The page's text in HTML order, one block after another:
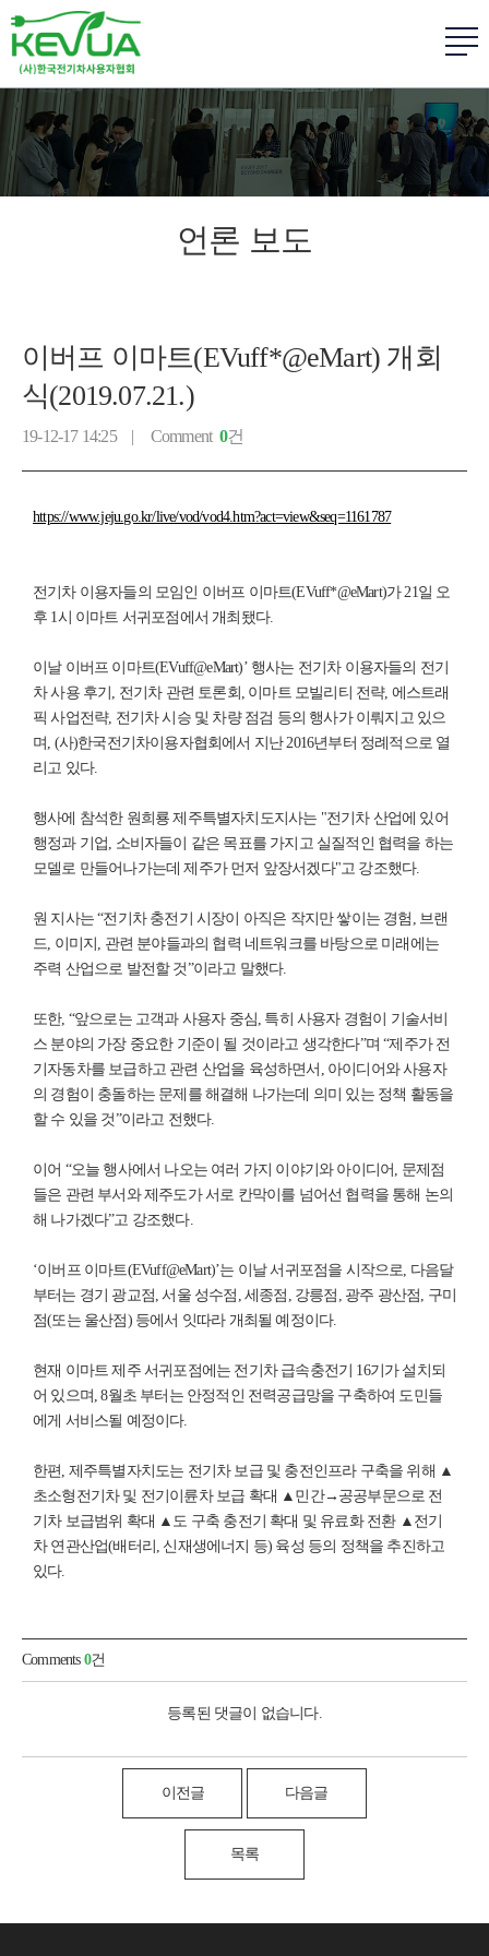
언론 보도
이버프 이마트(EVuff*@eMart) 개회
식(2019.07.21.)
19-12-17 14:25 | Comment 0건
https://www.jeju.go.kr/live/vod/vod4.htm?act=view&seq=1161787
전기차 이용자들의 모임인 이버프 이마트(EVuff*@eMart)가 21일 오
후 1시 이마트 서귀포점에서 개최됐다.
이날 이버프 이마트(EVuff@eMart)’ 행사는 전기차 이용자들의 전기
차 사용 후기, 전기차 관련 토론회, 이마트 모빌리티 전략, 에스트래
픽 사업전략, 전기차 시승 및 차량 점검 등의 행사가 이뤄지고 있으
며, (사)한국전기차이용자협회에서 지난 2016년부터 정례적으로 열
리고 있다.
행사에 참석한 원희룡 제주특별자치도지사는 "전기차 산업에 있어
행정과 기업, 소비자들이 같은 목표를 가지고 실질적인 협력을 하는
모델로 만들어나가는데 제주가 먼저 앞장서겠다"고 강조했다.
원 지사는 “전기차 충전기 시장이 아직은 작지만 쌓이는 경험, 브랜
드, 이미지, 관련 분야들과의 협력 네트워크를 바탕으로 미래에는
주력 산업으로 발전할 것”이라고 말했다.
또한, “앞으로는 고객과 사용자 중심, 특히 사용자 경험이 기술서비
스 분야의 가장 중요한 기준이 될 것이라고 생각한다”며 “제주가 전
기자동차를 보급하고 관련 산업을 육성하면서, 아이디어와 사용자
의 경험이 충돌하는 문제를 해결해 나가는데 의미 있는 정책 활동을
할 수 있을 것”이라고 전했다.
이어 “오늘 행사에서 나오는 여러 가지 이야기와 아이디어, 문제점
들은 관련 부서와 제주도가 서로 칸막이를 넘어선 협력을 통해 논의
해 나가겠다”고 강조했다.
‘이버프 이마트(EVuff@eMart)’는 이날 서귀포점을 시작으로, 다음달
부터는 경기 광교점, 서울 성수점, 세종점, 강릉점, 광주 광산점, 구미
점(또는 울산점) 등에서 잇따라 개최될 예정이다.
현재 이마트 제주 서귀포점에는 전기차 급속충전기 16기가 설치되
어 있으며, 8월초 부터는 안정적인 전력공급망을 구축하여 도민들
에게 서비스될 예정이다.
한편, 제주특별자치도는 전기차 보급 및 충전인프라 구축을 위해 ▲
초소형전기차 및 전기이륜차 보급 확대 ▲민간→공공부문으로 전
기차 보급범위 확대 ▲도 구축 충전기 확대 및 유료화 전환 ▲전기
차 연관산업(배터리, 신재생에너지 등) 육성 등의 정책을 추진하고
있다.
Comments 0건
등록된 댓글이 없습니다.
이전글 다음글
목록